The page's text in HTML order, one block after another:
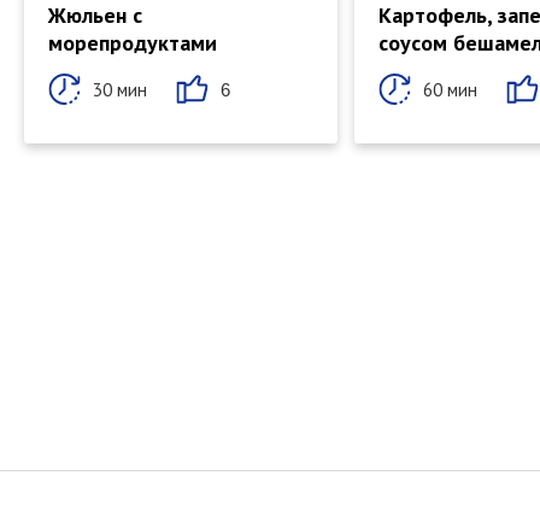
Жюльен с
морепродуктами
30 мин 6
Картофель,
соусом
60 мин